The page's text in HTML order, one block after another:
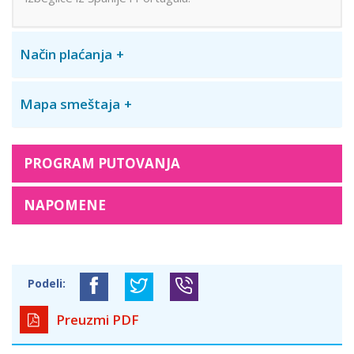
Način plaćanja
Mapa smeštaja
PROGRAM PUTOVANJA
NAPOMENE
Podeli:
Preuzmi PDF